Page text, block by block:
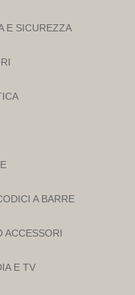
E SICUREZZA
A BARRE
ACCESSORI
E TV